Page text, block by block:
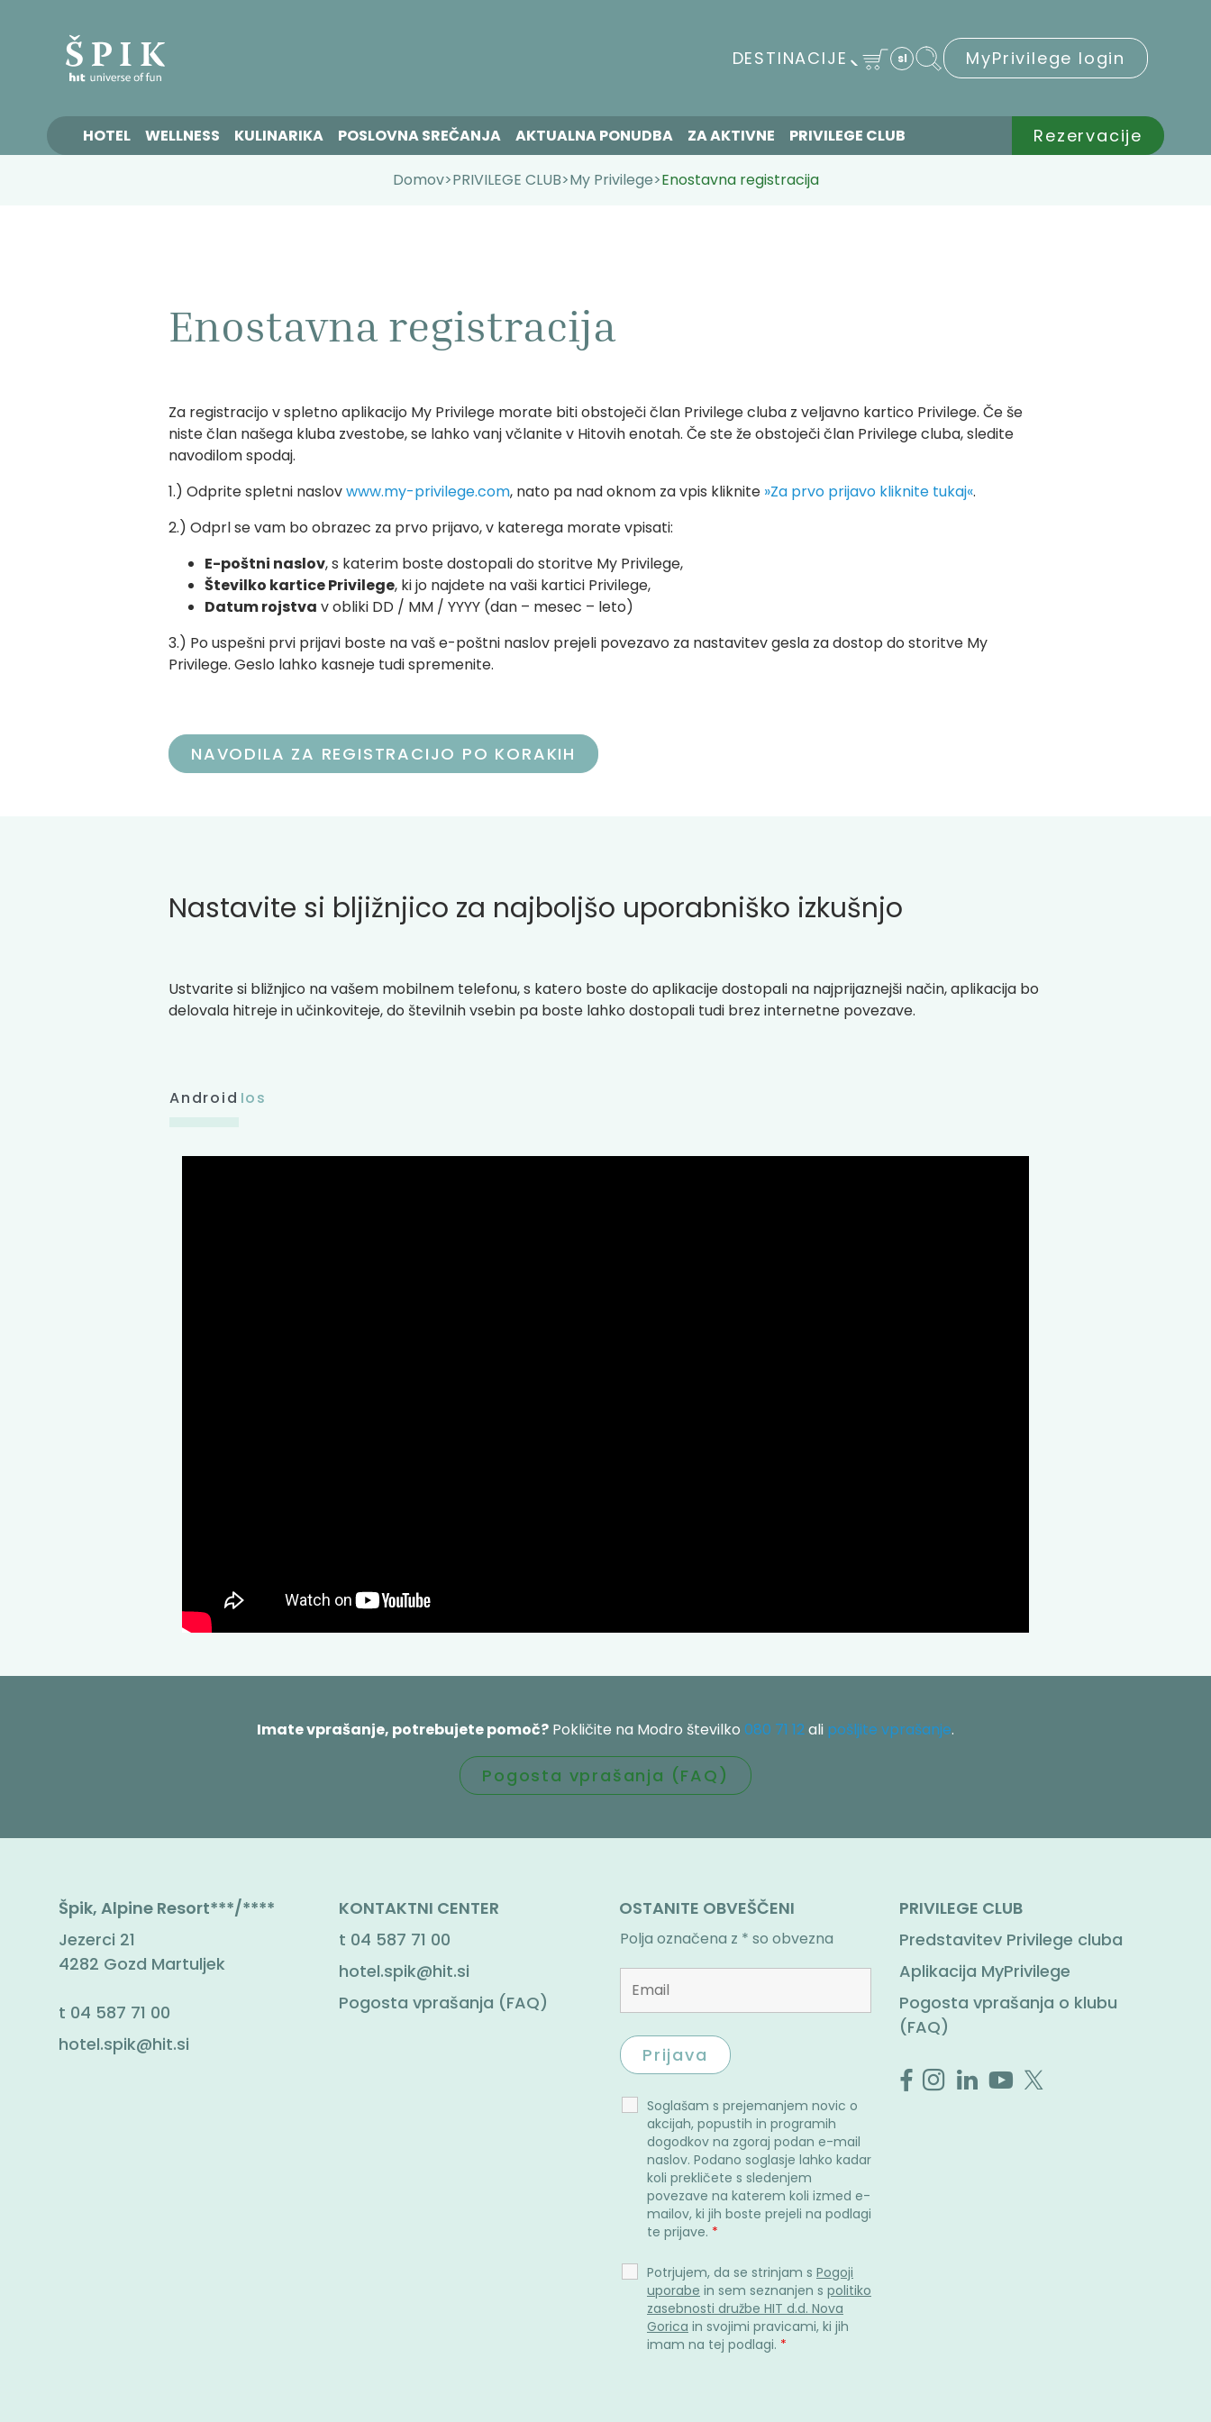
DESTINACIJE sl MyPrivilege login
HOTEL WELLNESS KULINARIKA POSLOVNA SREČANJA AKTUALNA PONUDBA ZA AKTIVNE PRIVILEGE CLUB Rezervacije
Domov>PRIVILEGE CLUB>My Privilege>Enostavna registracija
Enostavna registracija
Za registracijo v spletno aplikacijo My Privilege morate biti obstoječi član Privilege cluba z veljavno kartico Privilege. Če še
niste član našega kluba zvestobe, se lahko vanj včlanite v Hitovih enotah. Če ste že obstoječi član Privilege cluba, sledite
navodilom spodaj.
1.) Odprite spletni naslovwww.my-privilege.com, nato pa nad oknom za vpis kliknite »Za prvo prijavo kliknite tukaj«.
2.) Odprl se vam bo obrazec za prvo prijavo, v katerega morate vpisati:
E-poštni naslov, s katerim boste dostopali do storitve My Privilege,
Številko kartice Privilege, ki jo najdete na vaši kartici Privilege,
Datum rojstva v obliki DD / MM / YYYY (dan – mesec – leto)
3.) Po uspešni prvi prijavi boste na vaš e-poštni naslov prejeli povezavo za nastavitev gesla za dostop do storitve My
Privilege. Geslo lahko kasneje tudi spremenite.
NAVODILA ZA REGISTRACIJO PO KORAKIH
Nastavite si bljižnjico za najboljšo uporabniško izkušnjo
Ustvarite si bližnjico na vašem mobilnem telefonu, s katero boste do aplikacije dostopali na najprijaznejši način, aplikacija bo
delovala hitreje in učinkoviteje, do številnih vsebin pa boste lahko dostopali tudi brez internetne povezave.
Android Ios
Imate vprašanje, potrebujete pomoč? Pokličite na Modro številko 080 71 12ali pošljite vprašanje.
Pogosta vprašanja (FAQ)
Špik, Alpine Resort***/****
Jezerci 21
4282 Gozd Martuljek
t 04 587 71 00
hotel.spik@hit.si
KONTAKTNI CENTER
t 04 587 71 00
hotel.spik@hit.si
Pogosta vprašanja (FAQ)
OSTANITE OBVEŠČENI
Polja označena z * so obvezna
Soglašam s prejemanjem novic o
akcijah, popustih in programih
dogodkov na zgoraj podan e-mail
naslov. Podano soglasje lahko kadar
koli prekličete s sledenjem
povezave na katerem koli izmed e-
mailov, ki jih boste prejeli na podlagi
te prijave. *
Potrjujem, da se strinjam s Pogoji
uporabe in sem seznanjen s politiko
zasebnosti družbe HIT d.d. Nova
Gorica in svojimi pravicami, ki jih
imam na tej podlagi. *
PRIVILEGE CLUB
Predstavitev Privilege cluba
Aplikacija MyPrivilege
Pogosta vprašanja o klubu
(FAQ)